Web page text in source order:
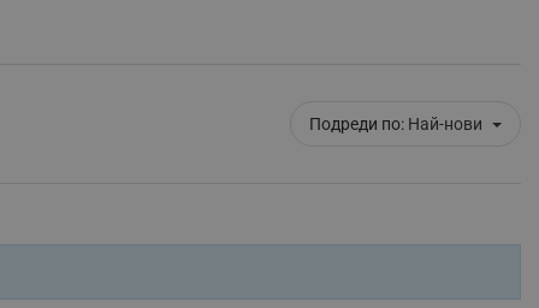
Подреди по: Най-нови